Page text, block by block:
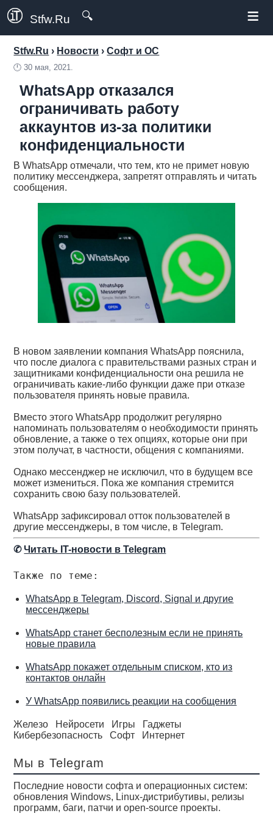
Stfw.Ru 🔍 ≡
Stfw.Ru › Новости ›Софт и ОС
🕛30 мая, 2021.
WhatsApp отказался
ограничивать работу
аккаунтов из-за политики
конфиденциальности
В WhatsApp отмечали, что тем, кто не примет новую
политику мессенджера, запретят отправлять и читать
сообщения.
В новом заявлении компания WhatsApp пояснила,
что после диалога с правительствами разных стран и
защитниками конфиденциальности она решила не
ограничивать какие-либо функции даже при отказе
пользователя принять новые правила.
Вместо этого WhatsApp продолжит регулярно
напоминать пользователям о необходимости принять
обновление, а также о тех опциях, которые они при
этом получат, в частности, общения с компаниями.
Однако мессенджер не исключил, что в будущем все
может измениться. Пока же компания стремится
сохранить свою базу пользователей.
WhatsApp зафиксировал отток пользователей в
другие мессенджеры, в том числе, в Telegram.
✆Читать IT-новости в Telegram
Также по теме:
WhatsApp в Telegram, Discord, Signal и другие
мессенджеры
WhatsApp станет бесполезным если не принять
новые правила
WhatsApp покажет отдельным списком, кто из
контактов онлайн
У WhatsApp появились реакции на сообщения
Железо Нейросети Игры
Гаджеты
Кибербезопасность
Софт Интернет
Мы в Telegram
Последние новости софта и операционных систем:
обновления Windows, Linux-дистрибутивы, релизы
программ, баги, патчи и open-source проекты.